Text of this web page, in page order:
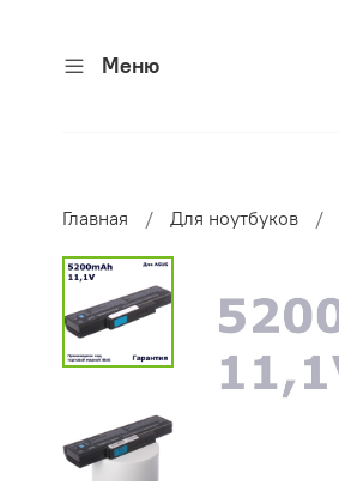
Меню
Главная Для ноутбуков